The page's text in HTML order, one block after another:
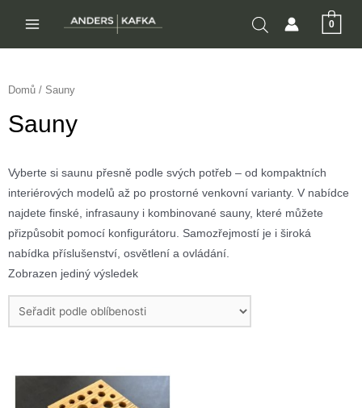
obsah
0
Domů / Sauny
Sauny
Vyberte si saunu přesně podle svých potřeb – od kompaktních
interiérových modelů až po prostorné venkovní varianty. V nabídce
najdete finské, infrasauny i kombinované sauny, které můžete
přizpůsobit pomocí konfigurátoru. Samozřejmostí je i široká
nabídka příslušenství, osvětlení a ovládání.
Zobrazen jediný výsledek